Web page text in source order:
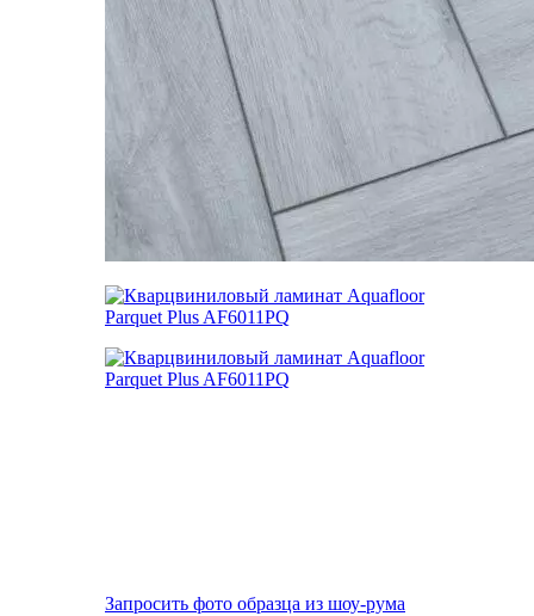
Запросить фото образца из шоу-рума